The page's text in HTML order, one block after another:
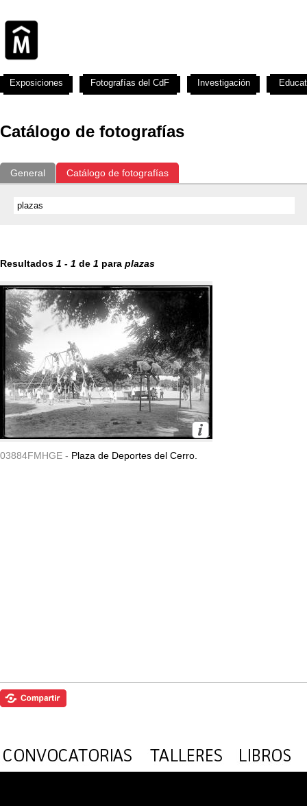
Catálogo de fotografías
General Catálogo de fotografías
Resultados 1 - 1 de 1 para plazas
03884FMHGE - Plaza de Deportes del Cerro.
Exposiciones Fotografías del CdF Investigación